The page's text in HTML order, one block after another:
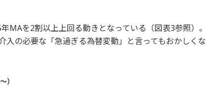
MAを2割以上上回る動きとなっている（図表3参照）。
の必要な「急過ぎる為替変動」と言ってもおかしくな
）